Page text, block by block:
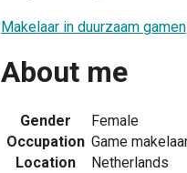
Makelaar in duurzaam gamen
About me
Gender
Female
Occupation Game
Location
Netherlands